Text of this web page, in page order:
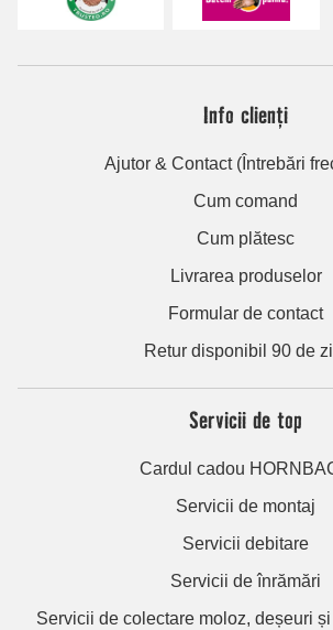
Info clienți
Ajutor & Contact (Întrebări
Cum comand
Cum plătesc
Livrarea produselor
Formular de contact
Retur disponibil 90 de
Servicii de top
Cardul cadou
Servicii de montaj
Servicii debitare
Servicii de înrămări
Servicii de colectare moloz, deșeuri